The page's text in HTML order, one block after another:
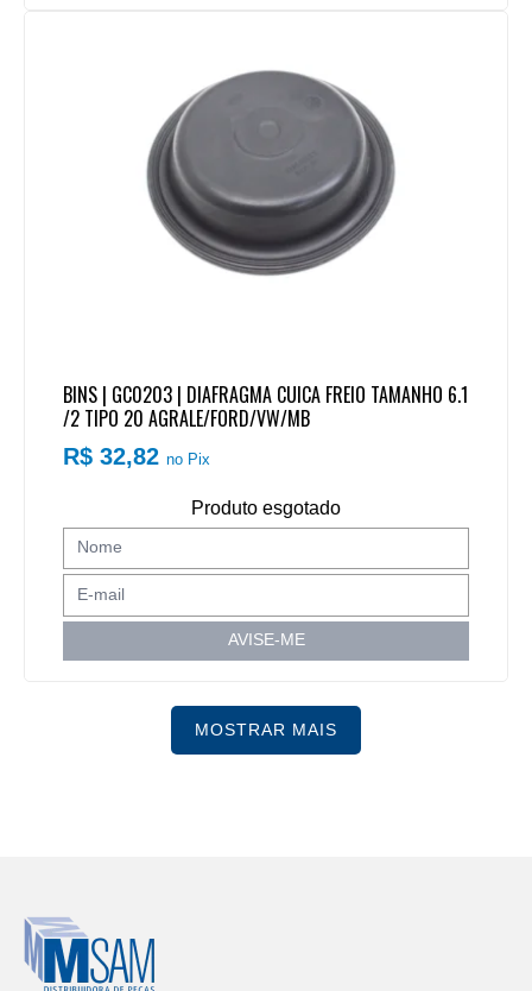
BINS | GC0203 | DIAFRAGMA CUICA FREIO TAMANHO 6.1
/2 TIPO 20 AGRALE/FORD/VW/MB
R$ 32,82no Pix
Produto esgotado
AVISE-ME
MOSTRAR MAIS